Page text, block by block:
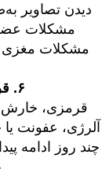
دیدن تصاویر
مشکلات
مشکلات مغزی
۶. قرمزی یا خارش مداوم چشم
قرمزی،
آلرژی، عفونت
چند روز ادامه